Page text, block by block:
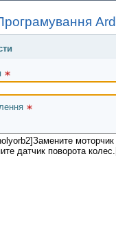
і натисніть